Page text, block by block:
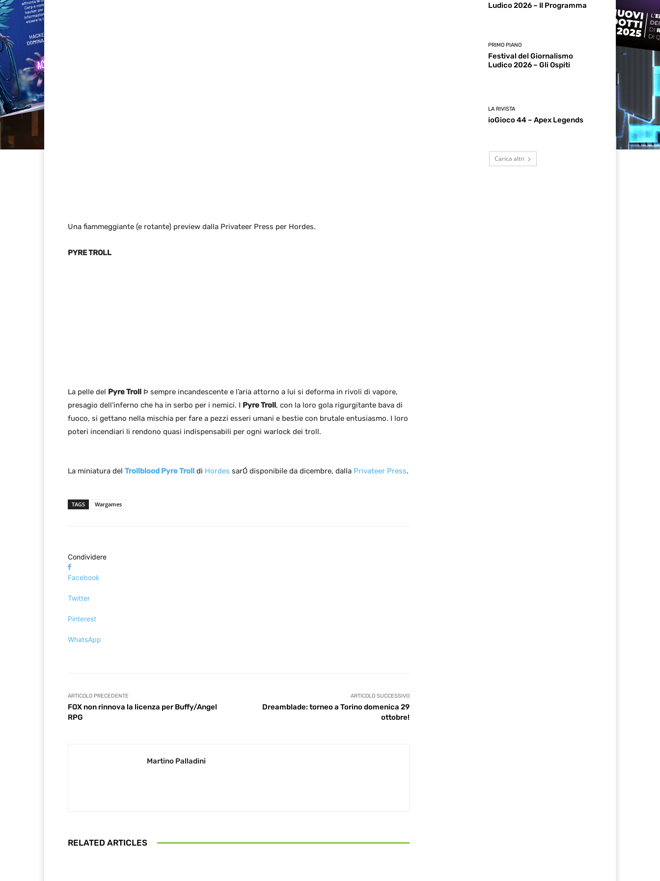
Una fiammeggiante (e rotante) preview dalla Privateer Press per Hordes.
PYRE TROLL
La pelle del Pyre Troll Þ sempre incandescente e l’aria attorno a lui si deforma in rivoli di vapore,
presagio dell’inferno che ha in serbo per i nemici. I Pyre Troll, con la loro gola rigurgitante bava di
fuoco, si gettano nella mischia per fare a pezzi esseri umani e bestie con brutale entusiasmo. I loro
poteri incendiari li rendono quasi indispensabili per ogni warlock dei troll.
La miniatura del Trollblood Pyre Troll di Hordes sarÓ disponibile da dicembre, dalla Privateer Press.
TAGS Wargames
Condividere
Facebook
Twitter
Pinterest
WhatsApp
ARTICOLO PRECEDENTE
FOX non rinnova la licenza per Buffy/Angel
RPG
ARTICOLO SUCCESSIVO
Dreamblade: torneo a Torino domenica 29
ottobre!
Martino Palladini
RELATED ARTICLES
Ludico 2026 – Il Programma
PRIMO PIANO
Festival del Giornalismo
Ludico 2026 – Gli Ospiti
LA RIVISTA
ioGioco 44 – Apex Legends
Carica altri